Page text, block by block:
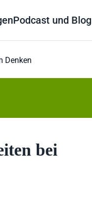
Podcast und Blog
Denken
bei